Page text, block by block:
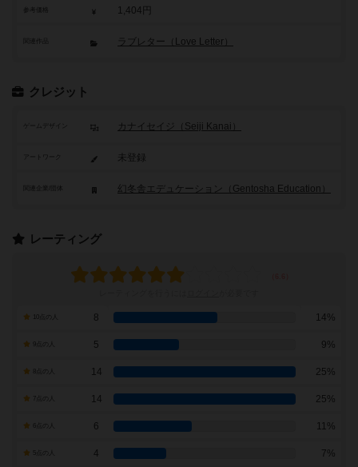
参考価格 1,404円
関連作品 ラブレター（Love Letter）
クレジット
ゲームデザイン カナイセイジ（Seiji Kanai）
アートワーク 未登録
幻冬舎エデュケーション（Gentosha Education）
レーティング
8 14%
5 9%
14 25%
7点の人 14 25%
6 11%
4 7%